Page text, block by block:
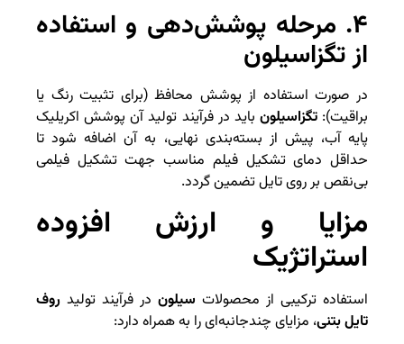
۴. مرحله پوشش‌دهی و استفاده
از تگزاسیلون
در صورت استفاده از پوشش محافظ (برای تثبیت رنگ یا
براقیت):تگزاسیلون باید در فرآیند تولید آن پوشش اکریلیک
پایه آب، پیش از بسته‌بندی نهایی، به آن اضافه شود تا
حداقل دمای تشکیل فیلم مناسب جهت تشکیل فیلمی
بی‌نقص بر روی تایل تضمین گردد.
مزایا و ارزش افزوده
استراتژیک
استفاده ترکیبی از محصولات سیلون در فرآیند تولید روف
تایل بتنی، مزایای چندجانبه‌ای را به همراه دارد: